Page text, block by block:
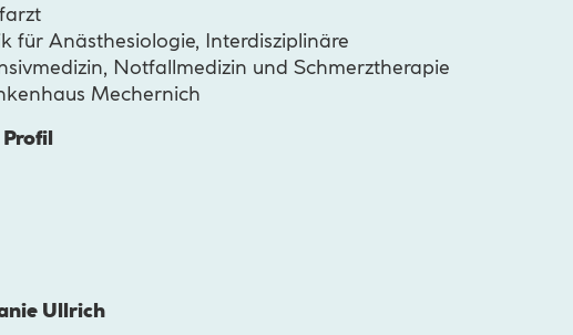
für Anästhesiologie, Interdisziplinäre
Notfallmedizin und Schmerztherapie
Mechernich
Profil
Ullrich